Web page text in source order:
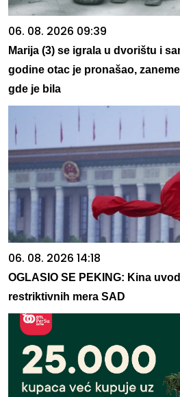
06. 08. 2026 09:39
Marija (3) se igrala u dvorištu i
godine otac je pronašao,
gde je bila
06. 08. 2026 14:18
OGLASIO SE PEKING: Kina
restriktivnih mera SAD